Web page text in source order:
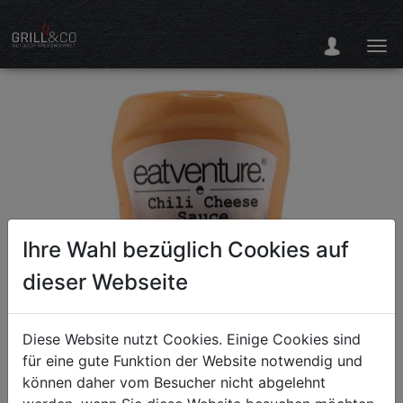
Ihre Wahl bezüglich Cookies auf
dieser Webseite
Diese Website nutzt Cookies. Einige Cookies sind
für eine gute Funktion der Website notwendig und
können daher vom Besucher nicht abgelehnt